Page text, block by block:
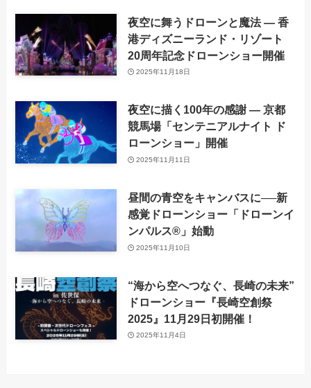
夜空に舞うドローンと魔法 ― 香
港ディズニーランド・リゾート
20周年記念ドローンショー開催
2025年11月18日
夜空に描く100年の感謝 ― 京都
競馬場「センテニアルナイト ド
ローンショー」開催
2025年11月11日
昼間の青空をキャンバスに──新
感覚ドローンショー「ドローンイ
ンパルス®」始動
2025年11月10日
“海から空へつなぐ、長崎の未来”
ドローンショー『長崎空創祭
2025』11月29日初開催！
2025年11月4日